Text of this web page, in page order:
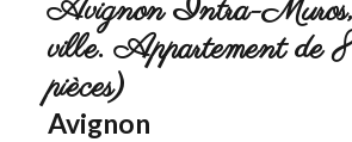
Avignon Intra-Muros,
ville. Appartement de
pièces)
Avignon